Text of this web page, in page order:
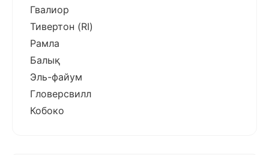
Гвалиор
Тивертон (RI)
Рамла
Балық
Эль-файум
Гловерсвилл
Кобоко